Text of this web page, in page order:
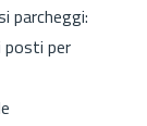
parcheggi:
posti per